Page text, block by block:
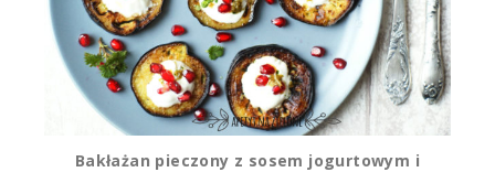
Bakłażan pieczony z sosem jogurtowym i